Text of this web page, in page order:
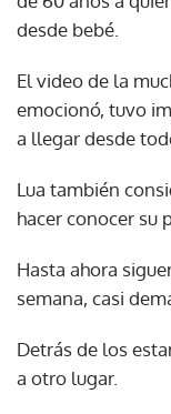
desde bebé.
El video de la
emocionó, tuvo
a llegar desde
Lua también
hacer conocer su
Hasta ahora
semana, casi
Detrás de los
a otro lugar.